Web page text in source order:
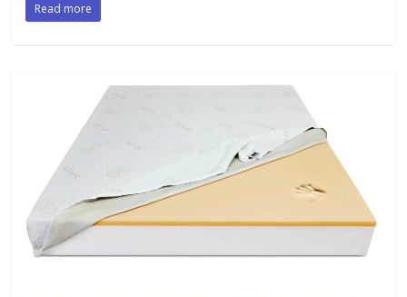
Read more